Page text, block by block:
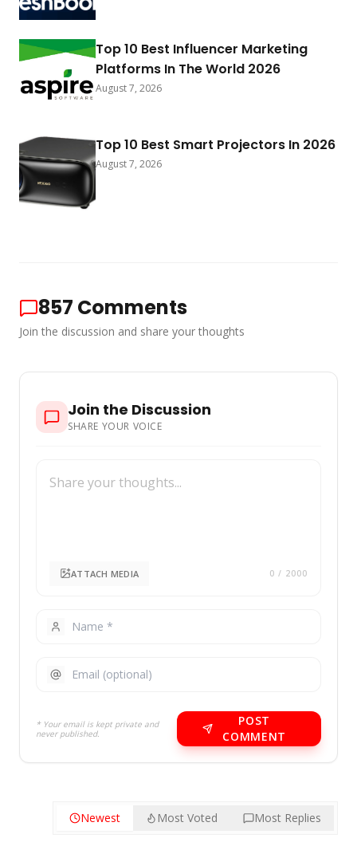
Top 10 Best Influencer Marketing
Platforms In The World 2026
August 7, 2026
Top 10 Best Smart Projectors In 2026
August 7, 2026
857 Comments
Join the discussion and share your thoughts
Join the Discussion
SHARE YOUR VOICE
ATTACH MEDIA 0 / 2000
* Your email is kept private and
never published.
POST
COMMENT
Newest Most Voted Most Replies